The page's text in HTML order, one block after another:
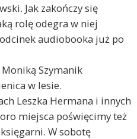
Jak zakończy się
rolę odegra w niej
audiobooka już po
Szymanik
w lesie.
Leszka Hermana i innych
miejsca poświęcimy też
W sobotę